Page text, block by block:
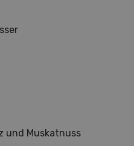
und Muskatnuss